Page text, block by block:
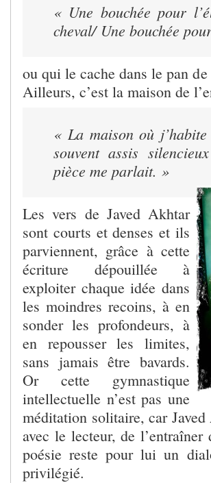
« Une bouchée pour
cheval/ Une bouchée
ou qui le cache dans le pan
Ailleurs, c’est la maison de
« La maison où
souvent assis
pièce me parlait. »
Les vers de Javed Akhtar
sont courts et denses et ils
parviennent, grâce à cette
écriture dépouillée à
exploiter chaque idée dans
les moindres recoins, à en
sonder les profondeurs, à
en repousser les limites,
sans jamais être bavards.
Or cette gymnastique
intellectuelle n’est pas une
méditation solitaire, car
avec le lecteur, de
poésie reste pour lui un
privilégié.